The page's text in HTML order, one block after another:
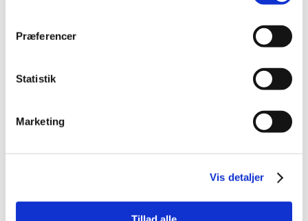
Præferencer
Statistik
Marketing
Vis detaljer